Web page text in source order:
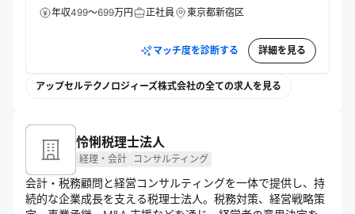
年収499～699万円 正社員 東京都新宿区
マッチ度を診断する 詳細を見る
アップセルテクノロジィーズ株式会社の全ての求人を見る
怜悧税理士法人
経理・会計 コンサルティング
会計・税務顧問と経営コンサルティングを一体で提供し、持
続的な企業成長を支える税理士法人。税務対策、経営戦略策